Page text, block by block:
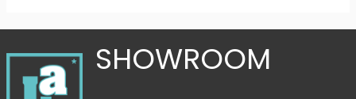
SHOWROOM